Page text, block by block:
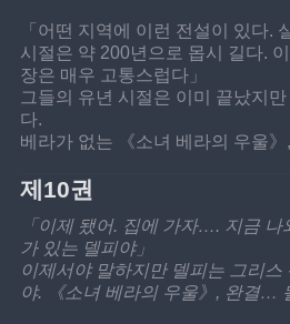
「어떤 지역에 이런 전설이 있다.
시절은 약 200년으로 몹시 길다.
장은 매우 고통스럽다」
그들의 유년 시절은 이미 끝났지
다.
베라가 없는 《소녀 베라의 우울
제10권
「이제 됐어. 집에 가자…. 지금
가 있는 델피야」
이제서야 말하지만 델피는 그리
야. 《소녀 베라의 우울》, 완결…